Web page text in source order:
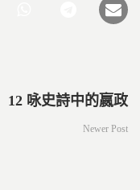
12 咏史詩中的嬴政
Newer Post